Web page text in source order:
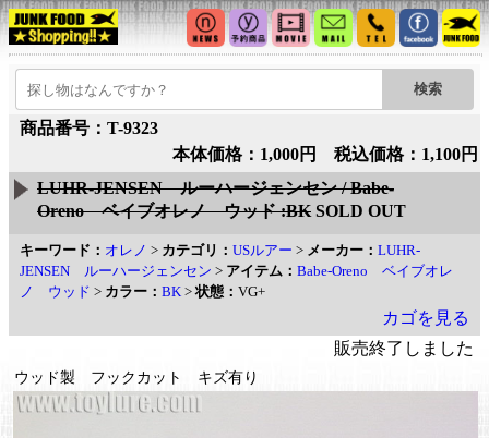
商品番号：T-9323
本体価格：1,000円 税込価格：1,100円
LUHR-JENSEN ルーハージェンセン / Babe-
Oreno ベイブオレノ ウッド :BK SOLD OUT
キーワード： オレノ > カテゴリ： USルアー > メーカー： LUHR-
JENSEN ルーハージェンセン > アイテム： Babe-Oreno ベイブオレ
ノ ウッド > カラー： BK >状態： VG+
カゴを見る
販売終了しました
ウッド製 フックカット キズ有り